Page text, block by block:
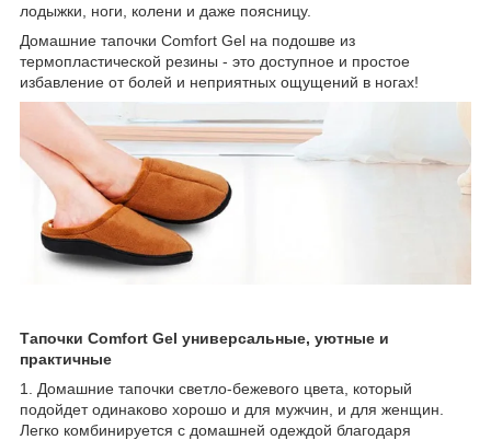
лодыжки, ноги, колени и даже поясницу.
Домашние тапочки Comfort Gel на подошве из
термопластической резины - это доступное и простое
избавление от болей и неприятных ощущений в ногах!
Тапочки Comfort Gel универсальные, уютные и
практичные
1. Домашние тапочки светло-бежевого цвета, который
подойдет одинаково хорошо и для мужчин, и для женщин.
Легко комбинируется с домашней одеждой благодаря